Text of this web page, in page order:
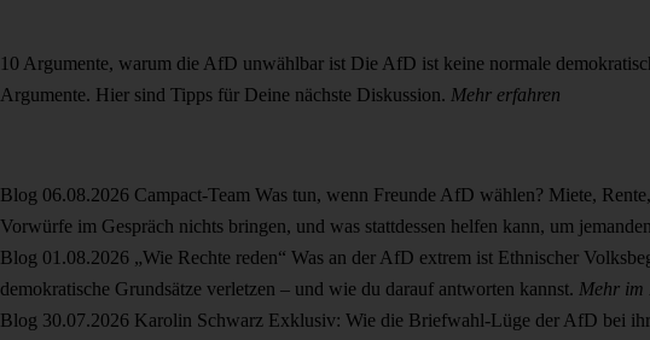
10 Argumente, warum die AfD unwählbar ist Die AfD ist keine normale
Argumente. Hier sind Tipps für Deine nächste Diskussion. Mehr erfahren
Blog 06.08.2026 Campact-Team Was tun, wenn Freunde AfD wählen? Miete,
Vorwürfe im Gespräch nichts bringen, und was stattdessen helfen kann, um
Blog 01.08.2026 „Wie Rechte reden“ Was an der AfD extrem ist Ethnischer
demokratische Grundsätze verletzen – und wie du darauf antworten kannst. Mehr im
Blog 30.07.2026 Karolin Schwarz Exklusiv: Wie die Briefwahl-Lüge der AfD bei